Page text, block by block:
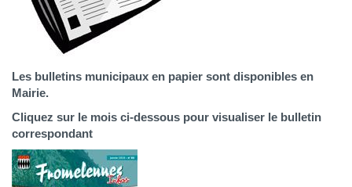
Les bulletins municipaux en papier sont disponibles en
Mairie.
Cliquez sur le mois ci-dessous pour visualiser le bulletin
correspondant